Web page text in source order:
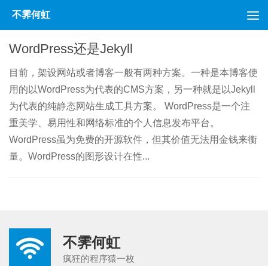
跳至内容
不霁何虹
WordPress还是Jekyll
目前，架设网站或者博客一般有两种方案。一种是本博客使
用的以WordPress为代表的CMS方案，另一种就是以Jekyll
为代表的纯静态网站生成工具方案。 WordPress是一个注
重美学、易用性和网络标准的个人信息发布平台。
WordPress虽为免费的开源软件，但其价值无法用金钱来衡
量。WordPress的图形设计在性...
不霁何虹
疯狂的程序猿一枚